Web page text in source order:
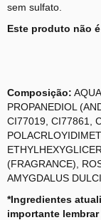
sem sulfato.
Este produto não
Composição:
PROPANEDIOL
CI77019, CI77861,
(FRAGRANCE),
AMYGDALUS
*Ingredientes
importante